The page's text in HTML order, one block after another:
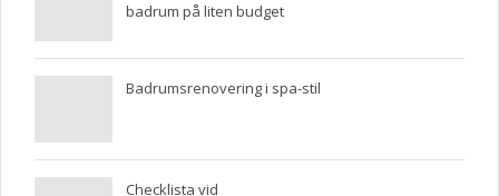
badrum på liten budget
Badrumsrenovering i spa-stil
Checklista vid